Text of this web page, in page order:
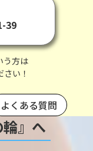
39
う方は
い！
よくある質問
』へ